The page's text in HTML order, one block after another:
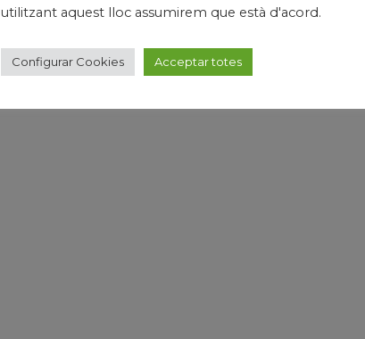
utilitzant aquest lloc assumirem que està d'acord.
Configurar Cookies Acceptar totes